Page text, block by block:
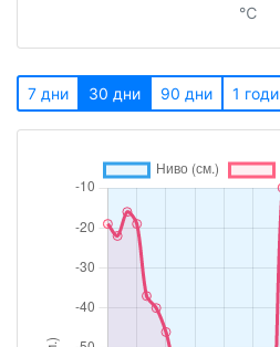
℃
7 дни 30 дни 90 дни 1